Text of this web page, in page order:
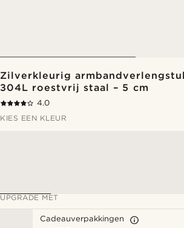
Zilverkleurig
304L roestvrij staal – 5 cm
4.0
KIES EEN KLEUR
UPGRADE MET
Cadeauverpakkingen